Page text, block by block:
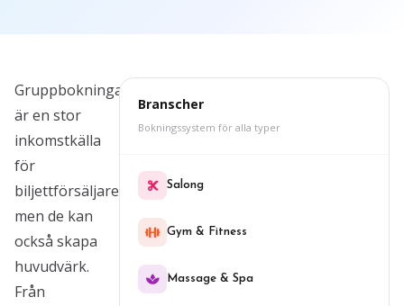
Gruppbokningar
är en stor
inkomstkälla
för
biljettförsäljare,
men de kan
också skapa
huvudvärk.
Från
Branscher
Bokningssystem för alla typer
Salong
Gym & Fitness
Massage & Spa